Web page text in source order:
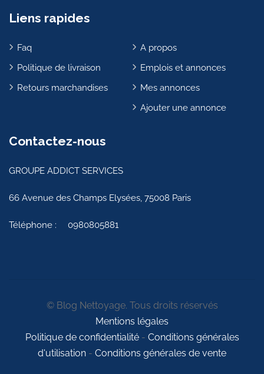
Liens rapides
Faq
Politique de livraison
Retours marchandises
A propos
Emplois et annonces
Mes annonces
Ajouter une annonce
Contactez-nous
GROUPE ADDICT SERVICES
66 Avenue des Champs Elysées, 75008 Paris
Téléphone : 0980805881
© Blog Nettoyage. Tous droits réservés
Mentions légales
Politique de confidentialité- Conditions générales
d'utilisation - Conditions générales de vente